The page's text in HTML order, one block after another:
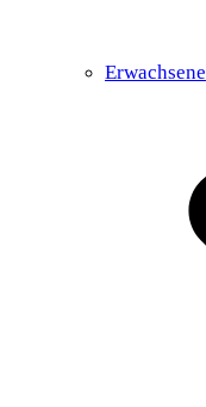
Erwachsene